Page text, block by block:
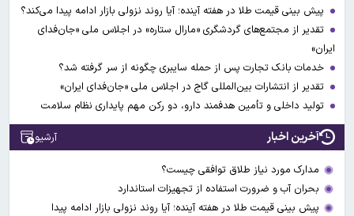
پیش بینی قیمت طلا در هفته آینده؛ آیا روند نزولی بازار ادامه پیدا می‌کند؟
تقدیر از مجتمع‌های گردشگری «مارال ستاره» در اجلاس ملی «جان‌فدای
ایران»
خدمات بانک تجارت پس از حمله سایبری چگونه از سر گرفته شد؟
تقدیر از انتشارات بین‌المللی گاج در اجلاس ملی «جان‌فدای ایران»
تولید داخلی و تأمین هدفمند دارو، دو رکن مهم پایداری نظام سلامت
آخرین اخبار آرشیو
مدارک مورد نیاز طلاق توافقی چیست؟
بحران آب و ضرورت استفاده از تجهیزات استاندارد
پیش بینی قیمت طلا در هفته آینده؛ آیا روند نزولی بازار ادامه پیدا